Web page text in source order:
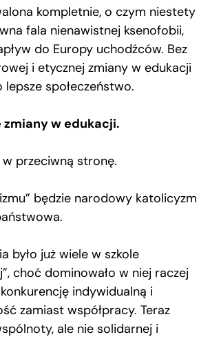
kompletnie, o czym niestety
fala nienawistnej ksenofobii,
do Europy uchodźców. Bez
i etycznej zmiany w edukacji
społeczeństwo.
zmiany w edukacji.
przeciwną stronę.
będzie narodowy katolicyzm
było już wiele w szkole
choć dominowało w niej raczej
indywidualną i
zamiast współpracy. Teraz
ale nie solidarnej i